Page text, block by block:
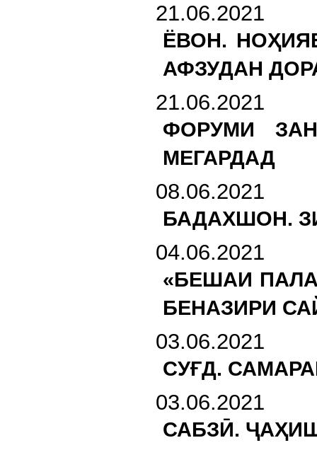
21.06.2021
ЁВОН.
АФЗУДАН
21.06.2021
ФОРУМИ
МЕГАРДАД
08.06.2021
БАДАХШОН.
04.06.2021
«БЕШАИ
БЕНАЗИРИ
03.06.2021
СУҒД.
03.06.2021
САБЗӢ.